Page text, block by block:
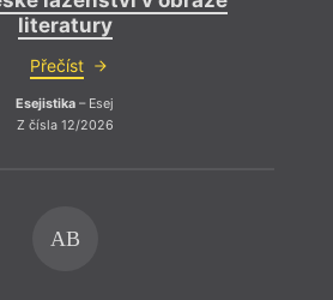
literatury
Přečíst
Esejistika – Esej
Z čísla 12/2026
AB